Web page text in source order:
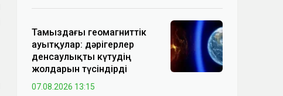
Тамыздағы геомагниттік
ауытқулар: дәрігерлер
денсаулықты күтудің
жолдарын түсіндірді
07.08.2026 13:15